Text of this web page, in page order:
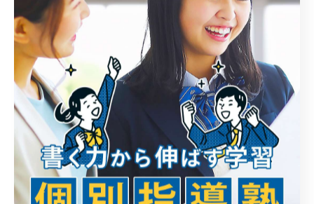
体調
など、予定変更も起こります。
そのため、
余裕を持った計画
が重要です。
保護者も確認しやすい
家庭でも、
目標